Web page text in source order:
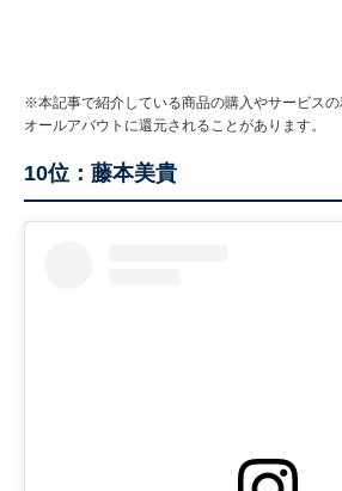
※本記事で紹介している商品の購入やサービス
オールアバウトに還元されることがあります。
10位：藤本美貴